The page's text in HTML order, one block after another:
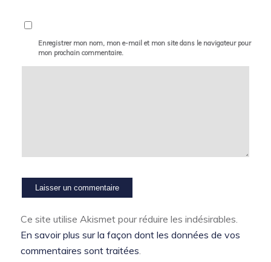
Enregistrer mon nom, mon e-mail et mon site dans le navigateur pour
mon prochain commentaire.
Ce site utilise Akismet pour réduire les indésirables.
En savoir plus sur la façon dont les données de vos
commentaires sont traitées.